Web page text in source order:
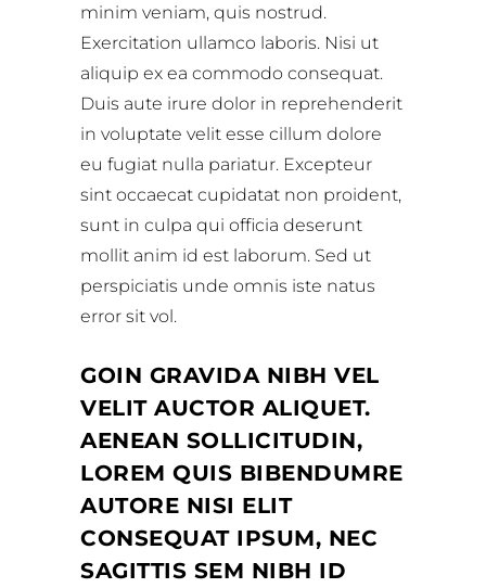
minim veniam, quis nostrud.
Exercitation ullamco laboris. Nisi ut
aliquip ex ea commodo consequat.
Duis aute irure dolor in reprehenderit
in voluptate velit esse cillum dolore
eu fugiat nulla pariatur. Excepteur
sint occaecat cupidatat non proident,
sunt in culpa qui officia deserunt
mollit anim id est laborum. Sed ut
perspiciatis unde omnis iste natus
error sit vol.
GOIN GRAVIDA NIBH VEL
VELIT AUCTOR ALIQUET.
AENEAN SOLLICITUDIN,
LOREM QUIS BIBENDUMRE
AUTORE NISI ELIT
CONSEQUAT IPSUM, NEC
SAGITTIS SEM NIBH ID